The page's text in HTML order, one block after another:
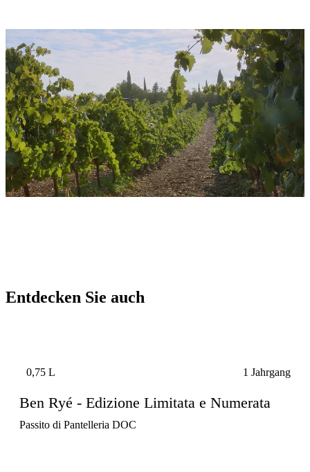
Entdecken Sie auch
0,75 L 1 Jahrgang
Ben Ryé - Edizione Limitata e Numerata
Passito di Pantelleria DOC